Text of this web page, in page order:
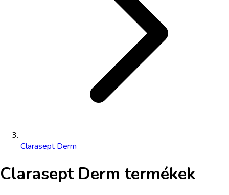
Clarasept Derm
Clarasept Derm termékek